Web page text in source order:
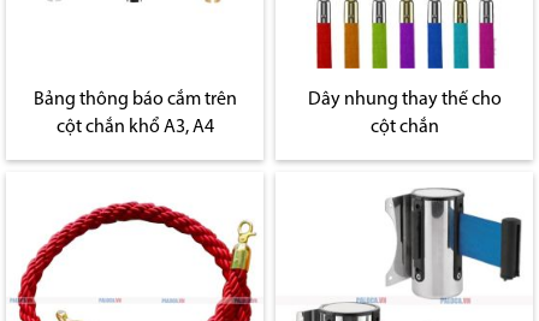
Bảng thông báo cắm trên
cột chắn khổ A3, A4
Dây nhung thay thế cho
cột chắn